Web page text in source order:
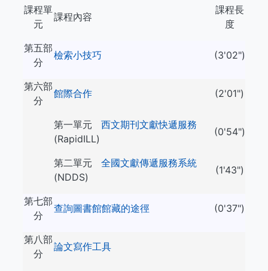
課程單
元
課程內容
課程長
度
第五部
分
檢索小技巧 (3'02")
第六部
分
館際合作 (2'01")
第一單元 西文期刊文獻快遞服務
(RapidILL)
(0'54")
第二單元 全國文獻傳遞服務系統
(NDDS)
(1'43")
第七部
分
查詢圖書館館藏的途徑 (0'37")
第八部
分
論文寫作工具